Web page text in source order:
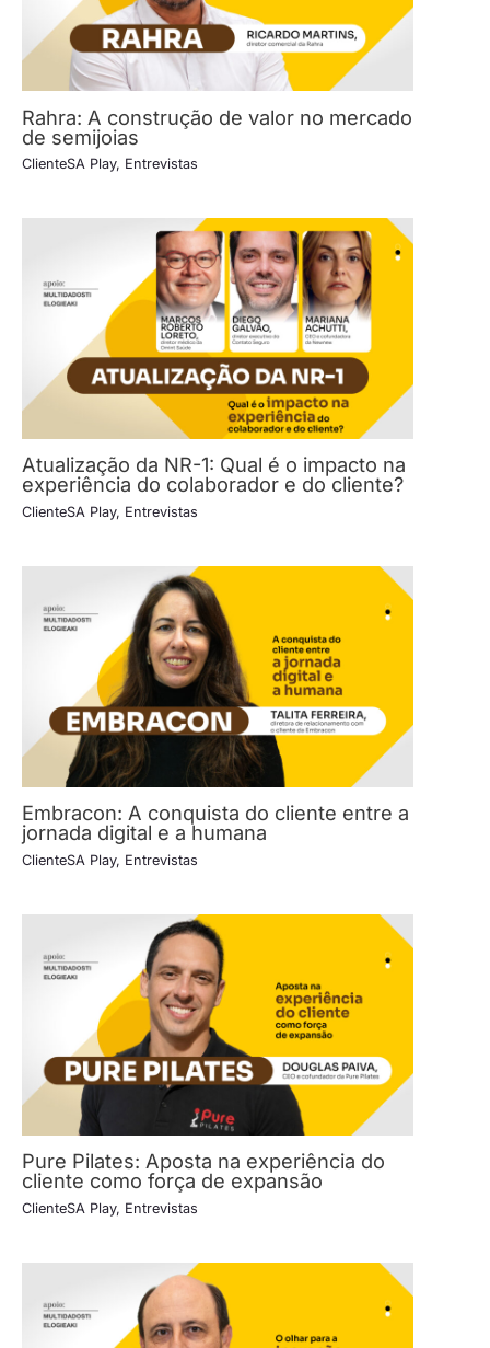
Rahra: A construção de valor no mercado
de semijoias
ClienteSA Play, Entrevistas
Atualização da NR-1: Qual é o impacto na
experiência do colaborador e do cliente?
ClienteSA Play, Entrevistas
Embracon: A conquista do cliente entre a
jornada digital e a humana
ClienteSA Play, Entrevistas
Pure Pilates: Aposta na experiência do
cliente como força de expansão
ClienteSA Play, Entrevistas